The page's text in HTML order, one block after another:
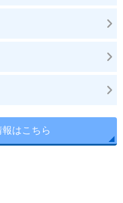
はこちら